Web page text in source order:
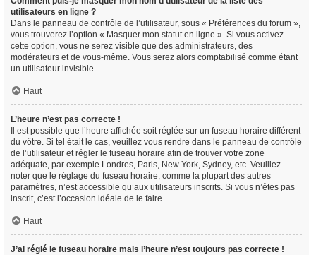
utilisateurs en ligne ?
Dans le panneau de contrôle de l’utilisateur, sous « Préférences du forum »,
vous trouverez l’option « Masquer mon statut en ligne ». Si vous activez
cette option, vous ne serez visible que des administrateurs, des
modérateurs et de vous-même. Vous serez alors comptabilisé comme étant
un utilisateur invisible.
Haut
L’heure n’est pas correcte !
Il est possible que l’heure affichée soit réglée sur un fuseau horaire différent
du vôtre. Si tel était le cas, veuillez vous rendre dans le panneau de contrôle
de l’utilisateur et régler le fuseau horaire afin de trouver votre zone
adéquate, par exemple Londres, Paris, New York, Sydney, etc. Veuillez
noter que le réglage du fuseau horaire, comme la plupart des autres
paramètres, n’est accessible qu’aux utilisateurs inscrits. Si vous n’êtes pas
inscrit, c’est l’occasion idéale de le faire.
Haut
J’ai réglé le fuseau horaire mais l’heure n’est toujours pas correcte !